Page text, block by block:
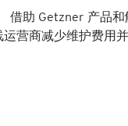
助 Getzner 产品
营商减少维护费用